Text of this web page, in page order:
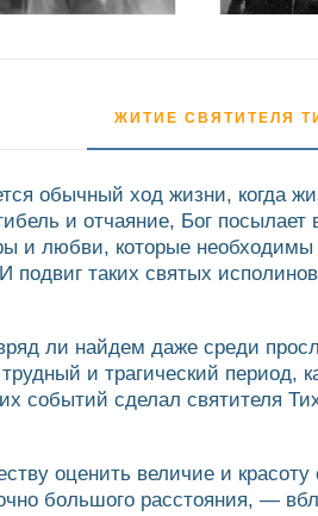
ЖИТИЕ СВЯТИТЕЛЯ
обычный ход жизни, когда
и отчаяние, Бог
и любви, которые
подвиг таких святых
ли найдем даже среди
и трагический
событий сделал святителя
оценить величие и красоту
большого расстояния, —